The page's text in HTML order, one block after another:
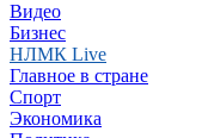
Видео
Бизнес
НЛМК Live
Главное в стране
Спорт
Экономика